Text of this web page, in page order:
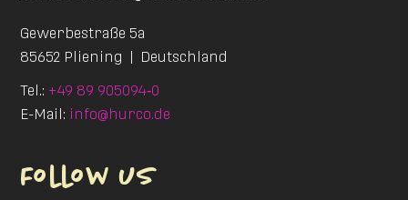
Gewerbestraße 5a
85652 Pliening | Deutschland
Tel.: +49 89 905094‑0
E-Mail: info@hurco.de
Follow us